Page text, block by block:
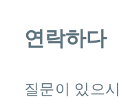
연락하다
질문이 있으